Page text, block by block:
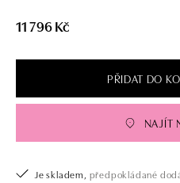
11 796 Kč
PŘIDAT DO
NAJÍT
Je skladem, předpokládané